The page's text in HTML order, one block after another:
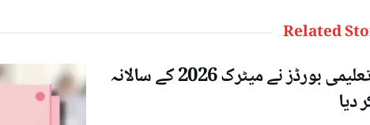
Related
پنجاب کے تمام تعلیمی بورڈز نے میٹرک 2026 کے سالانہ
دیا